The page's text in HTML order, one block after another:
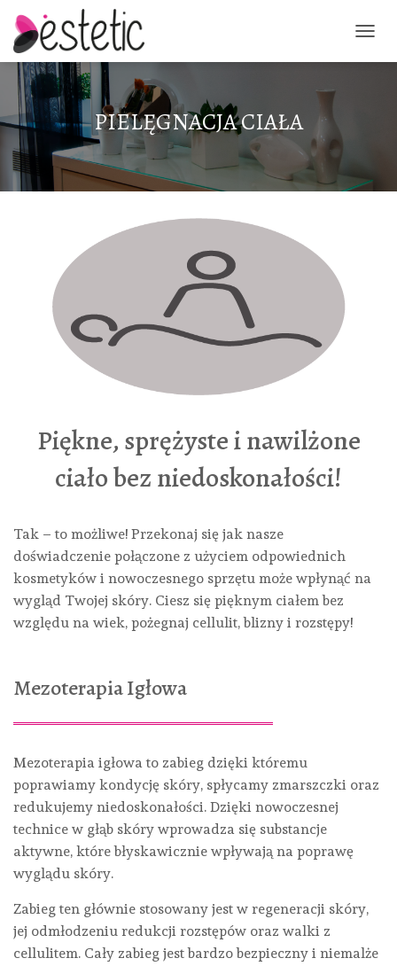
PIELĘGNACJA CIAŁA
Piękne, sprężyste i nawilżone
ciało bez niedoskonałości!
Tak – to możliwe! Przekonaj się jak nasze
doświadczenie połączone z użyciem odpowiednich
kosmetyków i nowoczesnego sprzętu może wpłynąć na
wygląd Twojej skóry. Ciesz się pięknym ciałem bez
względu na wiek, pożegnaj cellulit, blizny i rozstępy!
Mezoterapia Igłowa
Mezoterapia igłowa to zabieg dzięki któremu
poprawiamy kondycję skóry, spłycamy zmarszczki oraz
redukujemy niedoskonałości. Dzięki nowoczesnej
technice w głąb skóry wprowadza się substancje
aktywne, które błyskawicznie wpływają na poprawę
wyglądu skóry.
Zabieg ten głównie stosowany jest w regeneracji skóry,
jej odmłodzeniu redukcji rozstępów oraz walki z
cellulitem. Cały zabieg jest bardzo bezpieczny i niemalże